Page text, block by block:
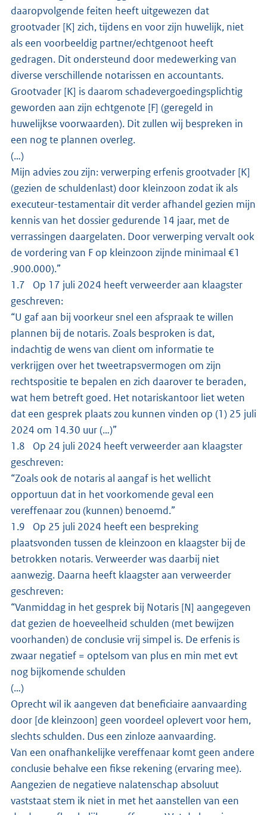
daaropvolgende feiten heeft uitgewezen dat
grootvader [K] zich, tijdens en voor zijn huwelijk, niet
als een voorbeeldig partner/echtgenoot heeft
gedragen. Dit ondersteund door medewerking van
diverse verschillende notarissen en accountants.
Grootvader [K] is daarom schadevergoedingsplichtig
geworden aan zijn echtgenote [F] (geregeld in
huwelijkse voorwaarden). Dit zullen wij bespreken in
een nog te plannen overleg.
(…)
Mijn advies zou zijn: verwerping erfenis grootvader [K]
(gezien de schuldenlast) door kleinzoon zodat ik als
executeur-testamentair dit verder afhandel gezien mijn
kennis van het dossier gedurende 14 jaar, met de
verrassingen daargelaten. Door verwerping vervalt ook
de vordering van F op kleinzoon zijnde minimaal €1
.900.000).”
1.7 Op 17 juli 2024 heeft verweerder aan klaagster
geschreven:
“U gaf aan bij voorkeur snel een afspraak te willen
plannen bij de notaris. Zoals besproken is dat,
indachtig de wens van client om informatie te
verkrijgen over het tweetrapsvermogen om zijn
rechtspositie te bepalen en zich daarover te beraden,
wat hem betreft goed. Het notariskantoor liet weten
dat een gesprek plaats zou kunnen vinden op (1) 25 juli
2024 om 14.30 uur (…)”
1.8 Op 24 juli 2024 heeft verweerder aan klaagster
geschreven:
“Zoals ook de notaris al aangaf is het wellicht
opportuun dat in het voorkomende geval een
vereffenaar zou (kunnen) benoemd.”
1.9 Op 25 juli 2024 heeft een bespreking
plaatsvonden tussen de kleinzoon en klaagster bij de
betrokken notaris. Verweerder was daarbij niet
aanwezig. Daarna heeft klaagster aan verweerder
geschreven:
“Vanmiddag in het gesprek bij Notaris [N] aangegeven
dat gezien de hoeveelheid schulden (met bewijzen
voorhanden) de conclusie vrij simpel is. De erfenis is
zwaar negatief = optelsom van plus en min met evt
nog bijkomende schulden
(…)
Oprecht wil ik aangeven dat beneficiaire aanvaarding
door [de kleinzoon] geen voordeel oplevert voor hem,
slechts schulden. Dus een zinloze aanvaarding.
Van een onafhankelijke vereffenaar komt geen andere
conclusie behalve een fikse rekening (ervaring mee).
Aangezien de negatieve nalatenschap absoluut
vaststaat stem ik niet in met het aanstellen van een